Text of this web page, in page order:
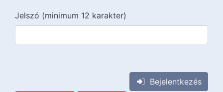
Jelszó (minimum 12 karakter)
Bejelentkezés